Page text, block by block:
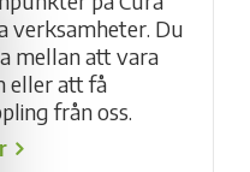
verksamheter. Du
mellan att vara
eller att få
från oss.